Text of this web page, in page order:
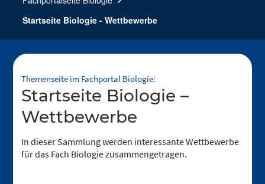
Startseite Biologie - Wettbewerbe
Themenseite im Fachportal Biologie:
Startseite Biologie –
Wettbewerbe
In dieser Sammlung werden interessante Wettbewerbe
für das Fach Biologie zusammengetragen.